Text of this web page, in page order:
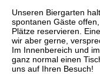
Unseren Biergarten
spontanen Gäste
Plätze reservieren.
wir aber gerne,
Im Innenbereich und
ganz normal einen
uns auf Ihren Besuch!